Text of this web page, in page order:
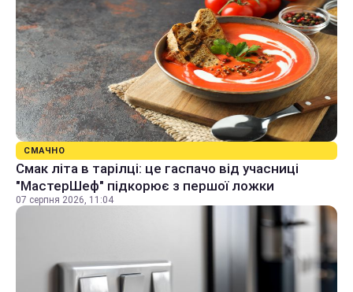
СМАЧНО
Смак літа в тарілці: це гаспачо від учасниці
"МастерШеф" підкорює з першої ложки
07 серпня 2026, 11:04